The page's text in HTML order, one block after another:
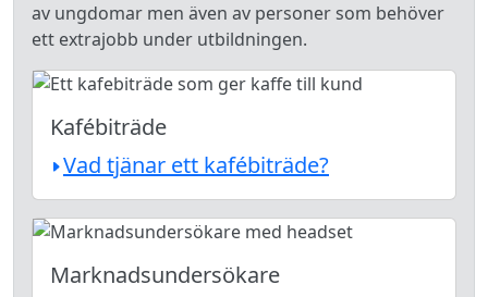
av ungdomar men även av personer som behöver
ett extrajobb under utbildningen.
Kafébiträde
Vad tjänar ett kafébiträde?
Marknadsundersökare